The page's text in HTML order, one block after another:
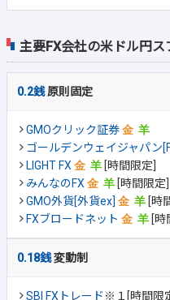
主要FX会社の米ドル円ス
0.2銭原則固定
GMOクリック証券
ゴールデンウェイジャパン
LIGHT FX
[時間限定]
みんなのFX
[時間限定]
GMO外貨[外貨ex]
[時
FXブロードネット
[時
0.18銭変動制
SBI FXトレード※１[時間限